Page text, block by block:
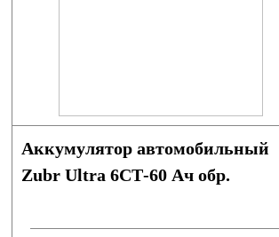
Аккумулятор автомобильный
Zubr Ultra 6СТ-60 Ач обр.